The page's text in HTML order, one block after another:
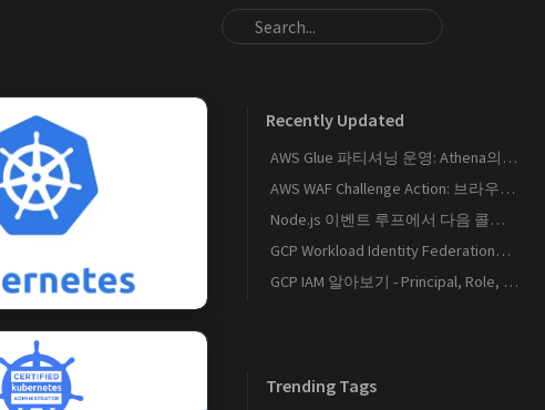
Recently Updated
AWS Glue 파티셔닝 운영: Athena의 S3 스캔량을 줄이는 Catalog와 Projection 설계
AWS WAF Challenge Action: 브라우저 토큰과 SPA 요청 경계를 이해하기
Node.js 이벤트 루프에서 다음 콜백이 실행되는 순서
GCP Workload Identity Federation으로 외부 워크로드에 키 없이 권한 부여하기
GCP IAM 알아보기 - Principal, Role, Policy, Service Account
Trending Tags